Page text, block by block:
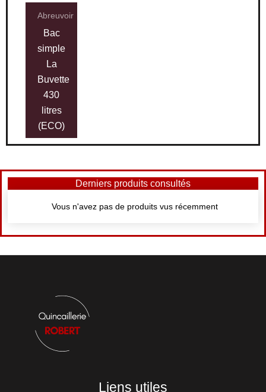
Abreuvoir
Bac
simple
La
Buvette
430
litres
(ECO)
Derniers produits consultés
Vous n'avez pas de produits vus récemment
Liens utiles